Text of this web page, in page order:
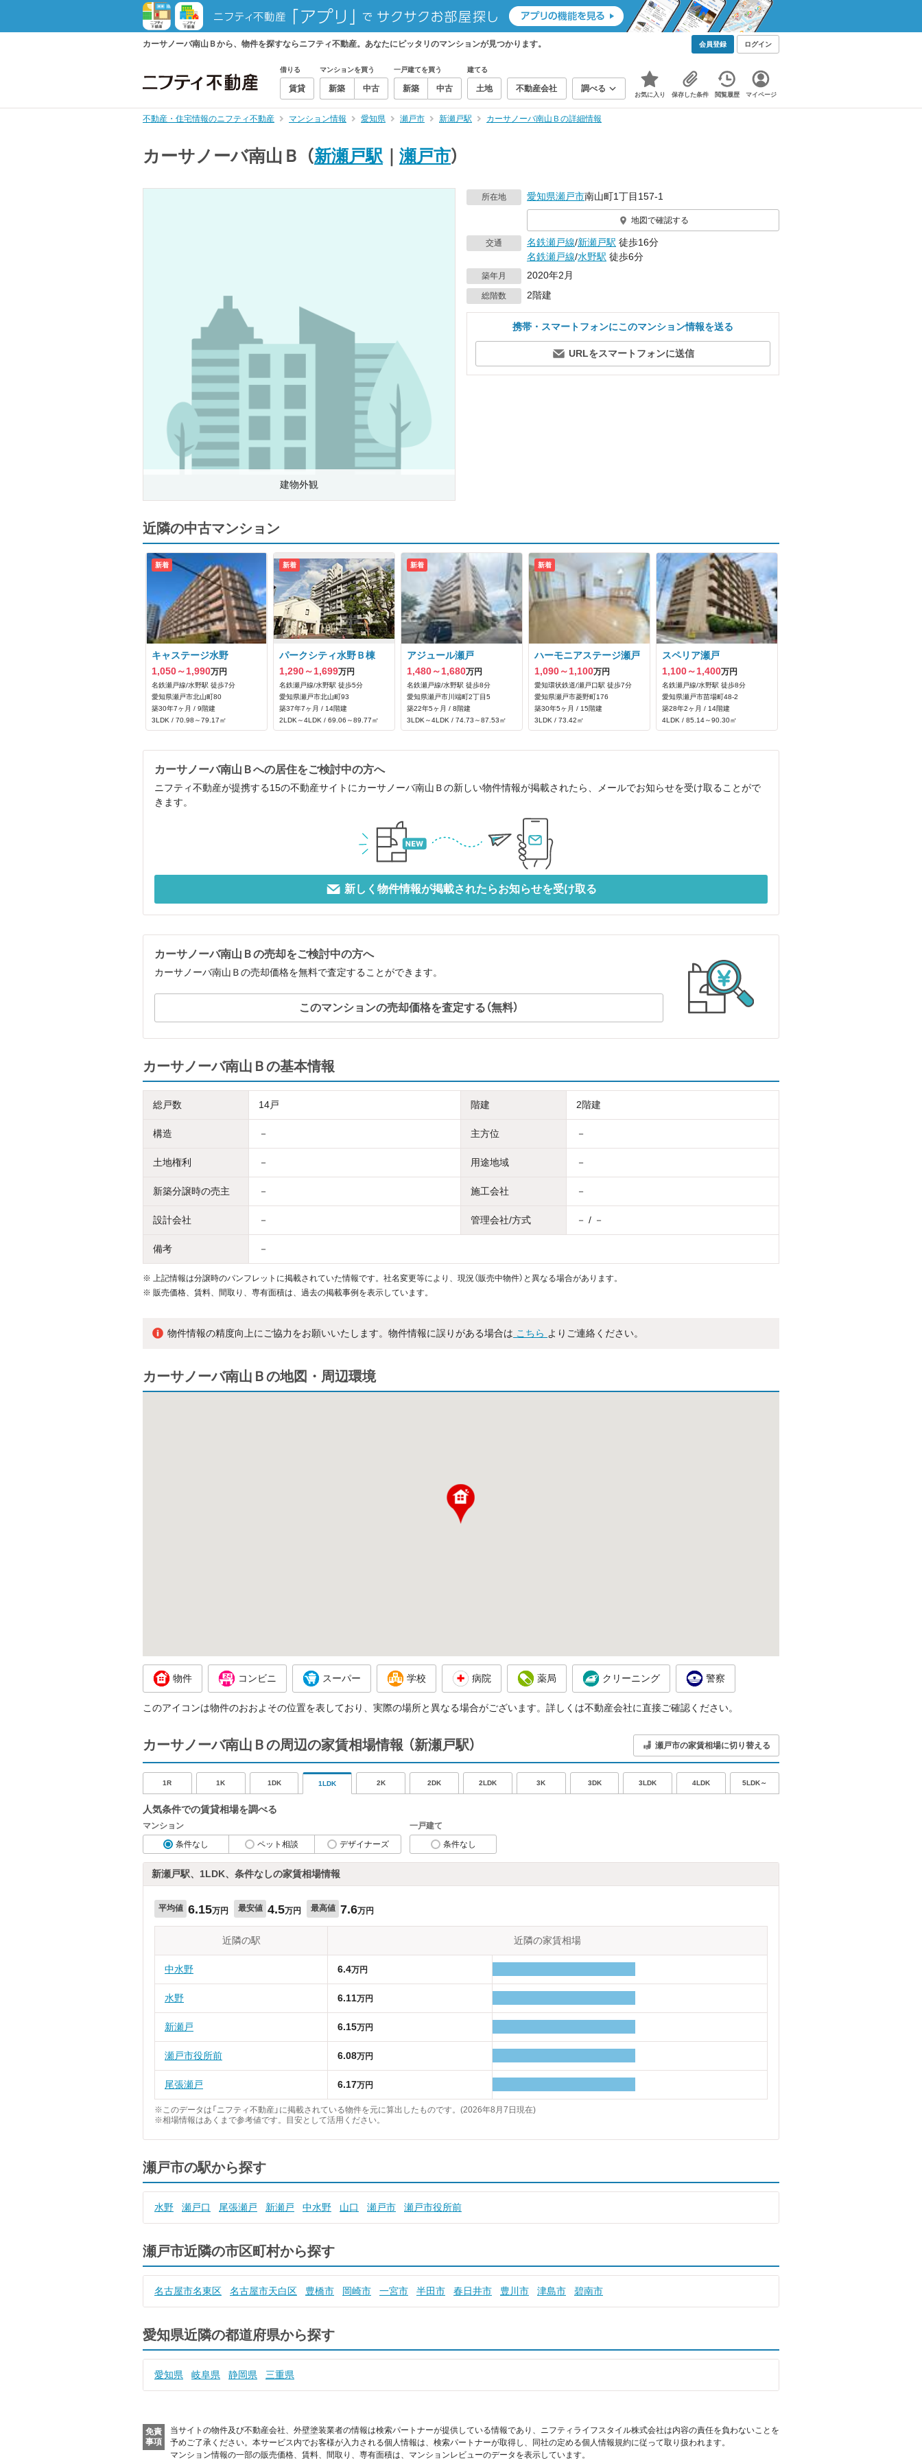
カーサノーバ南山Ｂから、物件を探すならニフティ不動産。あなたにピッタリのマンションが見つかります。 会員登録 ログイン
借りる
賃貸
マンションを買う
新築 中古
一戸建てを買う
新築 中古
建てる
土地 不動産会社 調べる
お気に入り 保存した条件 閲覧履歴 マイページ
不動産・住宅情報のニフティ不動産 マンション情報 愛知県 瀬戸市 新瀬戸駅 カーサノーバ南山Ｂの詳細情報
カーサノーバ南山Ｂ （新瀬戸駅 瀬戸市）
建物外観
所在地 愛知県瀬戸市南山町1丁目157‐1
地図で確認する
交通 名鉄瀬戸線/新瀬戸駅 徒歩16分
名鉄瀬戸線/水野駅 徒歩6分
築年月 2020年2月
総階数 2階建
携帯・スマートフォンにこのマンション情報を送る
URLをスマートフォンに送信
近隣の中古マンション
新着
キャステージ水野
1,050～1,990万円
名鉄瀬戸線/水野駅 徒歩7分
愛知県瀬戸市北山町80
築30年7ヶ月 / 9階建
3LDK / 70.98～79.17㎡
新着
パークシティ水野Ｂ棟
1,290～1,699万円
名鉄瀬戸線/水野駅 徒歩5分
愛知県瀬戸市北山町93
築37年7ヶ月 / 14階建
2LDK～4LDK / 69.06～89.77㎡
新着
アジュール瀬戸
1,480～1,680万円
名鉄瀬戸線/水野駅 徒歩8分
愛知県瀬戸市川端町2丁目5
築22年5ヶ月 / 8階建
3LDK～4LDK / 74.73～87.53㎡
新着
ハーモニアステージ瀬戸
1,090～1,100万円
愛知環状鉄道/瀬戸口駅 徒歩7分
愛知県瀬戸市菱野町176
築30年5ヶ月 / 15階建
3LDK / 73.42㎡
スペリア瀬戸
1,100～1,400万円
名鉄瀬戸線/水野駅 徒歩8分
愛知県瀬戸市苗場町48‐2
築28年2ヶ月 / 14階建
4LDK / 85.14～90.30㎡
カーサノーバ南山Ｂへの居住をご検討中の方へ
ニフティ不動産が提携する15の不動産サイトにカーサノーバ南山Ｂの新しい物件情報が掲載されたら、メールでお知らせを受け取ることがで
きます。
新しく物件情報が掲載されたらお知らせを受け取る
カーサノーバ南山Ｂの売却をご検討中の方へ
カーサノーバ南山Ｂの売却価格を無料で査定することができます。
このマンションの売却価格を査定する（無料）
カーサノーバ南山Ｂの基本情報
総戸数 14戸 階建 2階建
構造 － 主方位 －
土地権利 － 用途地域 －
新築分譲時の売主 － 施工会社 －
設計会社 － 管理会社/方式 － / －
備考 －
※
上記情報は分譲時のパンフレットに掲載されていた情報です。社名変更等により、現況（販売中物件）と異なる場合があります。
※ 販売価格、賃料、間取り、専有面積は、過去の掲載事例を表示しています。
物件情報の精度向上にご協力をお願いいたします。物件情報に誤りがある場合は こちら よりご連絡ください。
カーサノーバ南山Ｂの地図・周辺環境
物件 コンビニ スーパー 学校 病院 薬局 クリーニング 警察
このアイコンは物件のおおよその位置を表しており、実際の場所と異なる場合がございます。詳しくは不動産会社に直接ご確認ください。
カーサノーバ南山Ｂの周辺の家賃相場情報 （新瀬戸駅） 瀬戸市の家賃相場に切り替える
1R 1K 1DK 1LDK 2K 2DK 2LDK 3K 3DK 3LDK 4LDK 5LDK～
人気条件での賃貸相場を調べる
マンション
条件なし
ペット相談 デザイナーズ
一戸建て
条件なし
新瀬戸駅、1LDK、条件なしの家賃相場情報
平均値 6.15万円 最安値 4.5万円 最高値 7.6万円
近隣の駅 近隣の家賃相場
中水野 6.4万円
水野 6.11万円
新瀬戸 6.15万円
瀬戸市役所前 6.08万円
尾張瀬戸 6.17万円
※このデータは「ニフティ不動産」に掲載されている物件を元に算出したものです。(2026年8月7日現在)
※相場情報はあくまで参考値です。目安として活用ください。
瀬戸市の駅から探す
水野 瀬戸口 尾張瀬戸 新瀬戸 中水野 山口 瀬戸市 瀬戸市役所前
瀬戸市近隣の市区町村から探す
名古屋市名東区 名古屋市天白区 豊橋市 岡崎市 一宮市 半田市 春日井市 豊川市 津島市 碧南市
愛知県近隣の都道府県から探す
愛知県 岐阜県 静岡県 三重県
免責
事項
当サイトの物件及び不動産会社、外壁塗装業者の情報は検索パートナーが提供している情報であり、ニフティライフスタイル株式会社は内容の責任を負わないことを
予めご了承ください。 本サービス内でお客様が入力される個人情報は、検索パートナーが取得し、同社の定める個人情報規約に従って取り扱われます。
マンション情報の一部の販売価格、賃料、間取り、専有面積は、マンションレビューのデータを表示しています。